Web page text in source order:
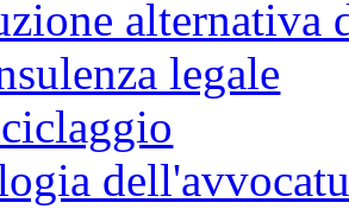
alternativa
legale